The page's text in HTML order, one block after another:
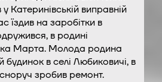
Катеринівській виправній
їздив на заробітки в
в родині
Марта. Молода родина
в селі Любиковичі, в
зробив ремонт.